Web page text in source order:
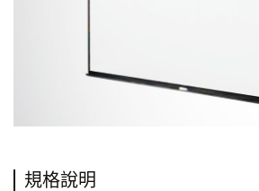
規格說明